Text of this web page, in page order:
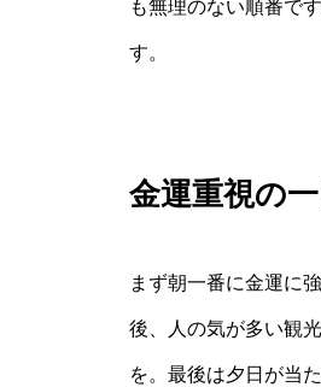
も無理のない順番で
す。
金運重視の
まず朝一番に金運に
後、人の気が多い観
を。最後は夕日が当